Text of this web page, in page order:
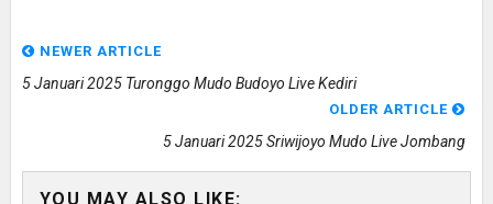
NEWER ARTICLE
5 Januari 2025 Turonggo Mudo Budoyo Live Kediri
OLDER ARTICLE
5 Januari 2025 Sriwijoyo Mudo Live Jombang
YOU MAY ALSO LIKE: